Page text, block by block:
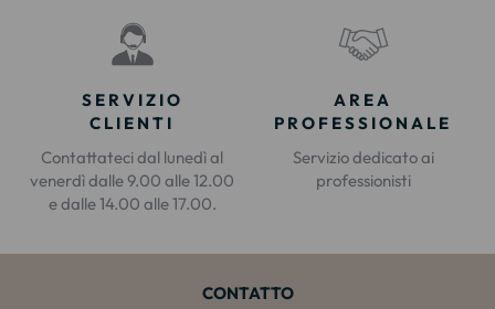
SERVIZIO
CLIENTI
Contattateci dal lunedì al
venerdì dalle 9.00 alle 12.00
e dalle 14.00 alle 17.00.
AREA
PROFESSIONALE
Servizio dedicato ai
professionisti
CONTATTO